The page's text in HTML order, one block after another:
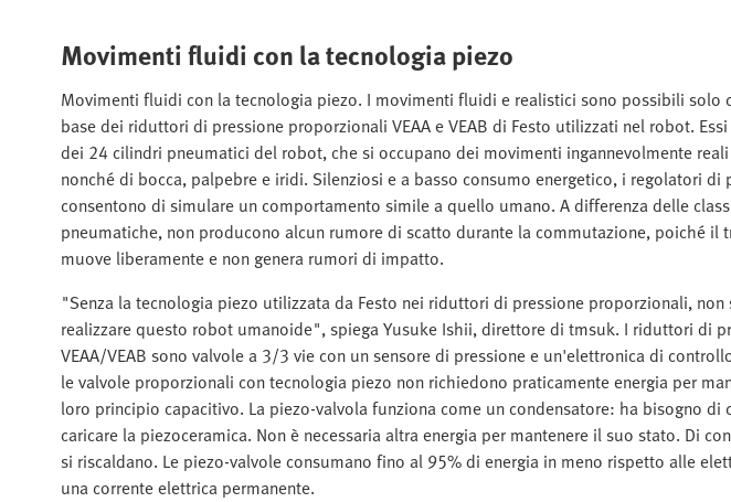
Movimenti fluidi con la tecnologia piezo
Movimenti fluidi con la tecnologia piezo. I movimenti fluidi e realistici sono possibili solo
base dei riduttori di pressione proporzionali VEAA e VEAB di Festo utilizzati nel robot.
dei 24 cilindri pneumatici del robot, che si occupano dei movimenti ingannevolmente
nonché di bocca, palpebre e iridi. Silenziosi e a basso consumo energetico, i regolatori di
consentono di simulare un comportamento simile a quello umano. A differenza delle
pneumatiche, non producono alcun rumore di scatto durante la commutazione, poiché il
muove liberamente e non genera rumori di impatto.
"Senza la tecnologia piezo utilizzata da Festo nei riduttori di pressione proporzionali,
realizzare questo robot umanoide", spiega Yusuke Ishii, direttore di tmsuk. I riduttori di
VEAA/VEAB sono valvole a 3/3 vie con un sensore di pressione e un'elettronica di
le valvole proporzionali con tecnologia piezo non richiedono praticamente energia per
loro principio capacitivo. La piezo-valvola funziona come un condensatore: ha bisogno di
caricare la piezoceramica. Non è necessaria altra energia per mantenere il suo stato. Di
si riscaldano. Le piezo-valvole consumano fino al 95% di energia in meno rispetto alle
una corrente elettrica permanente.